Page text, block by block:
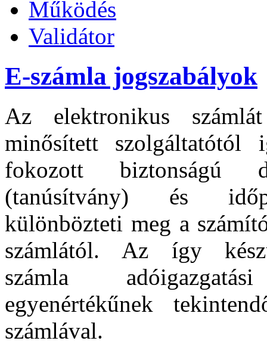
Működés
Validátor
E-számla jogszabályok
Az elektronikus
minősített szolgáltatótól
fokozott biztonságú
(tanúsítvány) és
különbözteti meg a
számlától. Az így
számla
egyenértékűnek
számlával.